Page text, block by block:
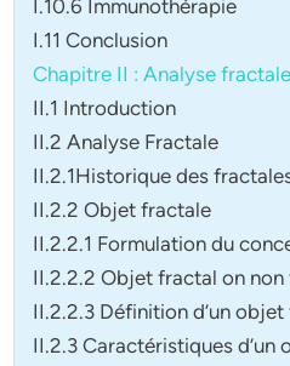
I.10.6 Immunothérapie
I.11 Conclusion
Chapitre II : Analyse
II.1 Introduction
II.2 Analyse Fractale
II.2.1Historique des
II.2.2 Objet fractale
II.2.2.1 Formulation du
II.2.2.2 Objet fractal on non
II.2.2.3 Définition d’un
II.2.3 Caractéristiques d’un